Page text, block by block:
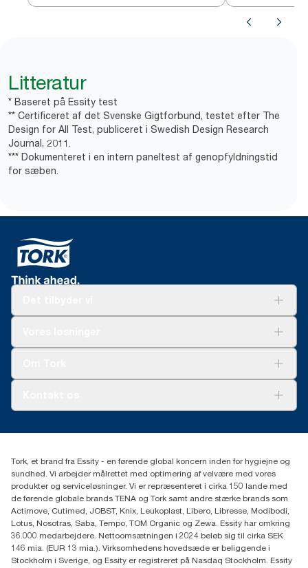
Litteratur
* Baseret på Essity test
** Certificeret af det Svenske Gigtforbund, testet efter The
Design for All Test, publiceret i Swedish Design Research
Journal, 2011.
*** Dokumenteret i en intern paneltest af genopfyldningstid
for sæben.
Smiley-rapport
(+45) 48 16 82 44
Professional Hygiene
Gydevang 33
DK-3450 Allerød
Tork, et brand fra Essity - en førende global koncern inden for hygiejne og
sundhed. Vi arbejder målrettet med optimering af velvære med vores
produkter og serviceløsninger. Vi er repræsenteret i cirka 150 lande med
de førende globale brands TENA og Tork samt andre stærke brands som
Actimove, Cutimed, JOBST, Knix, Leukoplast, Libero, Libresse, Modibodi,
Lotus, Nosotras, Saba, Tempo, TOM Organic og Zewa. Essity har omkring
36.000 medarbejdere. Nettoomsætningen i 2024 beløb sig til cirka SEK
146 mia. (EUR 13 mia.). Virksomhedens hovedsæde er beliggende i
Stockholm i Sverige, og Essity er registreret på Nasdaq Stockholm. Essity